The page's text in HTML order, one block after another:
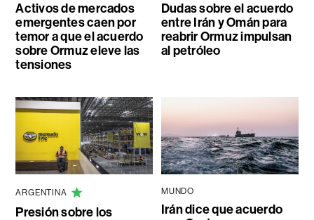
Activos de mercados
emergentes caen por
temor a que el acuerdo
sobre Ormuz eleve las
tensiones
Dudas sobre el acuerdo
entre Irán y Omán para
reabrir Ormuz impulsan
al petróleo
ARGENTINA
Presión sobre los
MUNDO
Irán dice que acuerdo